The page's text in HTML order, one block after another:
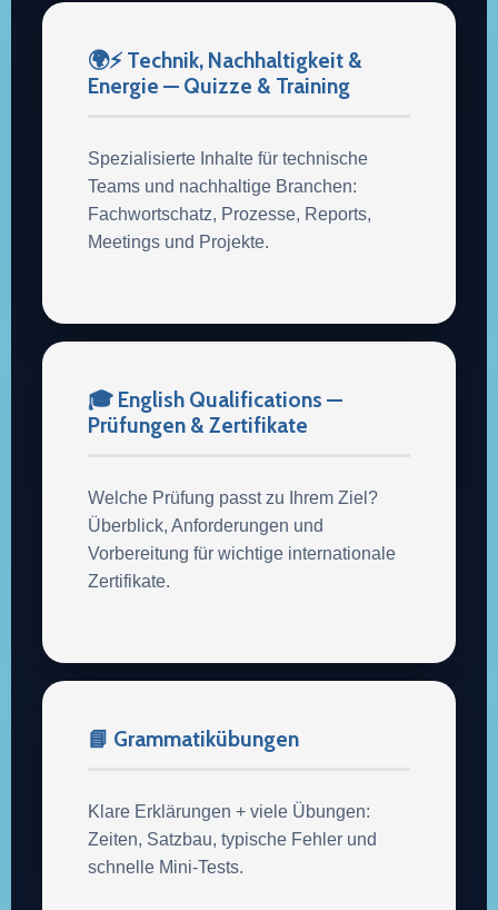
🌍⚡ Technik, Nachhaltigkeit &
Energie — Quizze & Training
Spezialisierte Inhalte für technische
Teams und nachhaltige Branchen:
Fachwortschatz, Prozesse, Reports,
Meetings und Projekte.
🎓 English Qualifications —
Prüfungen & Zertifikate
Welche Prüfung passt zu Ihrem Ziel?
Überblick, Anforderungen und
Vorbereitung für wichtige internationale
Zertifikate.
📘 Grammatikübungen
Klare Erklärungen + viele Übungen:
Zeiten, Satzbau, typische Fehler und
schnelle Mini-Tests.